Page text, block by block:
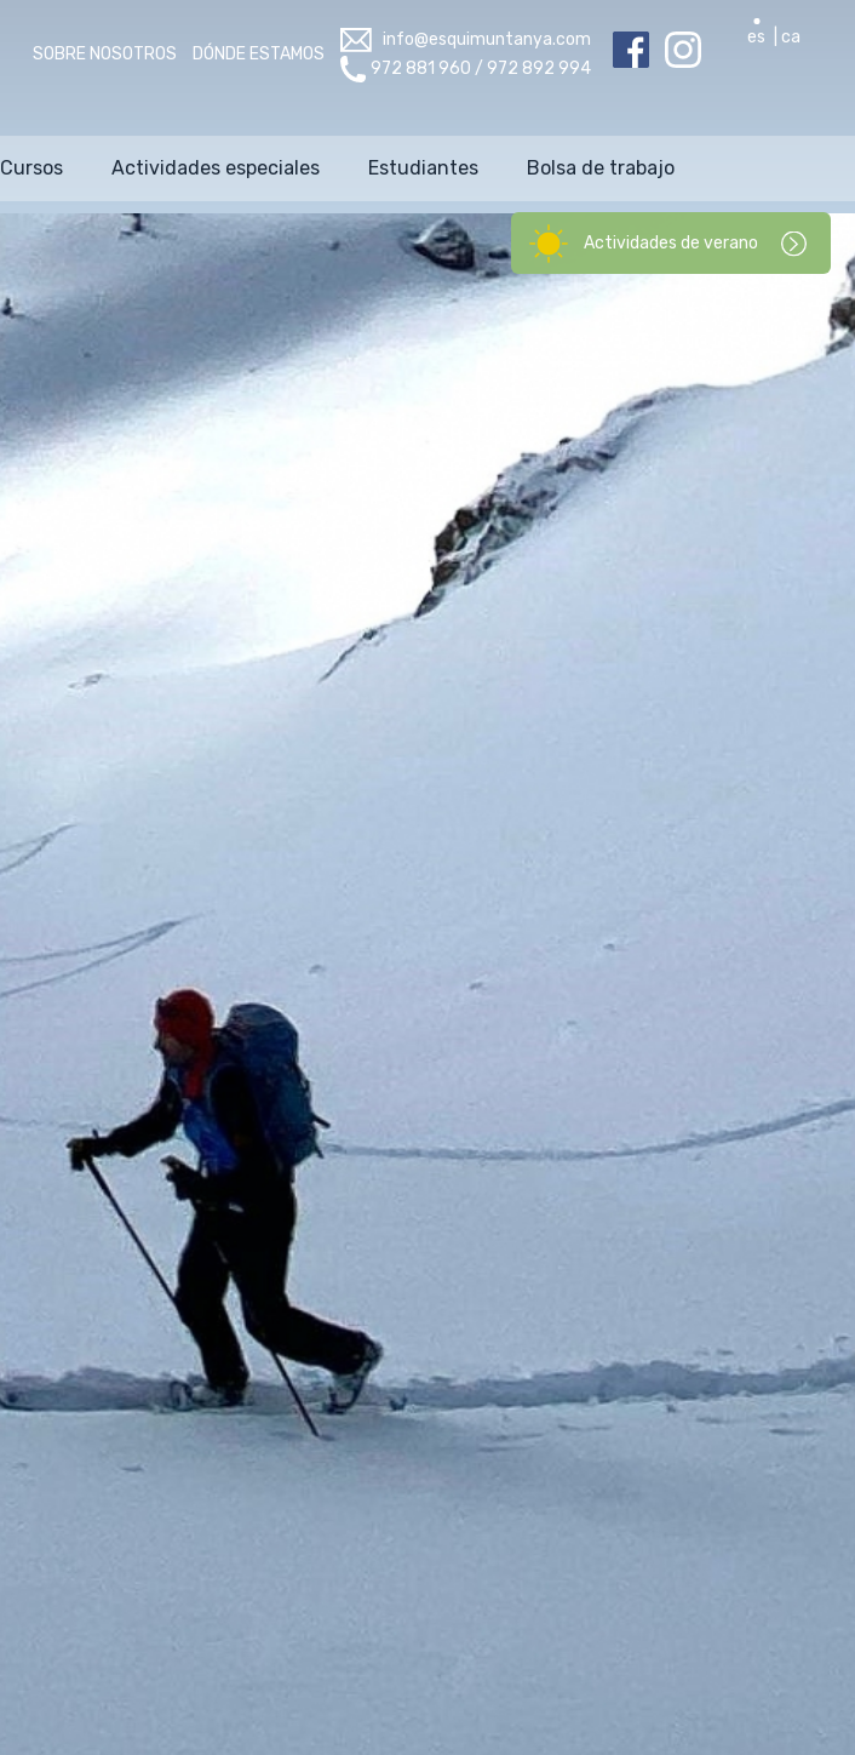
Actividades de verano
SOBRE NOSOTROS DÓNDE ESTAMOS
info@esquimuntanya.com
972 881 960 / 972 892 994
es ca
Cursos Actividades especiales Estudiantes Bolsa de trabajo